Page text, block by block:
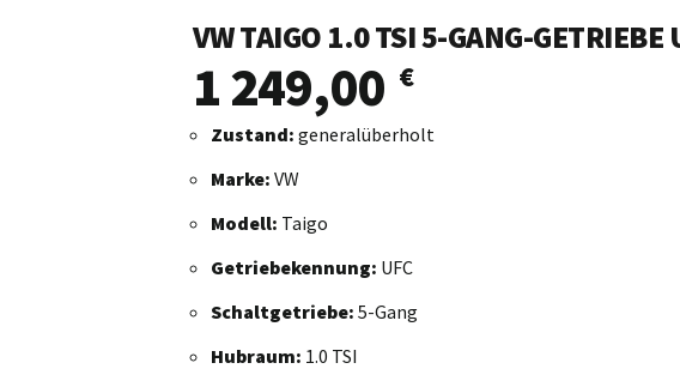
VW TAIGO 1.0 TSI 5-GANG-GETRIEBE
1 249,00 €
Zustand: generalüberholt
Marke: VW
Modell: Taigo
Getriebekennung: UFC
Schaltgetriebe: 5-Gang
Hubraum: 1.0 TSI